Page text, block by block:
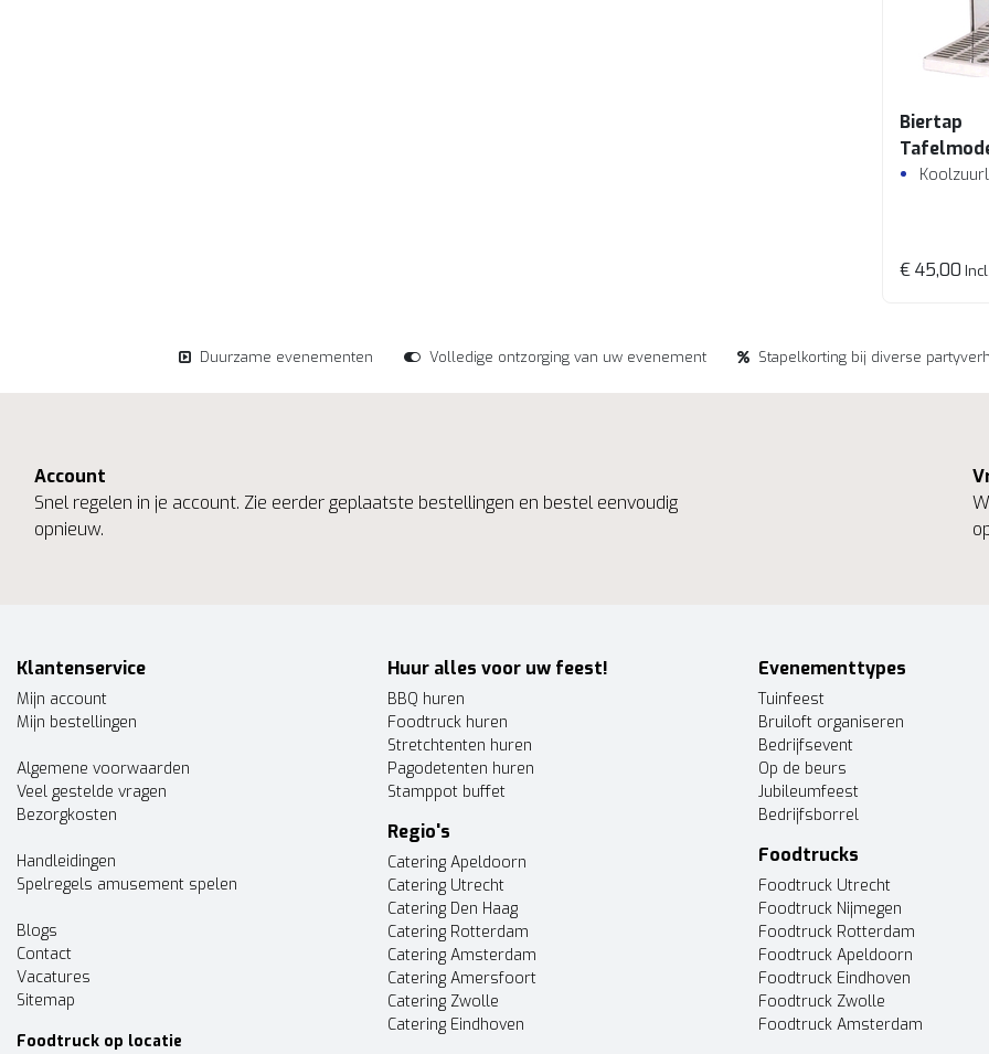
Biertap
€ 45,00
Duurzame evenementen Volledige ontzorging van uw evenement Stapelkorting bij diverse
Account
Snel regelen in je account. Zie eerder geplaatste bestellingen en bestel eenvoudig
opnieuw.
Klantenservice
Mijn account
Mijn bestellingen
Algemene voorwaarden
Veel gestelde vragen
Bezorgkosten
Handleidingen
Spelregels amusement spelen
Blogs
Contact
Vacatures
Sitemap
Foodtruck op locatie
Huur alles voor uw feest!
BBQ huren
Foodtruck huren
Stretchtenten huren
Pagodetenten huren
Stamppot buffet
Regio's
Catering Apeldoorn
Catering Utrecht
Catering Den Haag
Catering Rotterdam
Catering Amsterdam
Catering Amersfoort
Catering Zwolle
Catering Eindhoven
Evenementtypes
Tuinfeest
Bruiloft organiseren
Bedrijfsevent
Op de beurs
Jubileumfeest
Bedrijfsborrel
Foodtrucks
Foodtruck Utrecht
Foodtruck Nijmegen
Foodtruck Rotterdam
Foodtruck Apeldoorn
Foodtruck Eindhoven
Foodtruck Zwolle
Foodtruck Amsterdam